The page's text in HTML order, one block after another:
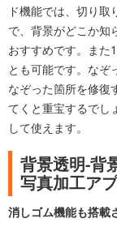
ド機能では、切り
で、背景がどこか知
おすすめです。また
とも可能です。なぞ
なぞった箇所を修復
てくと重宝するでし
して使えます。
背景透明-背
写真加工ア
消しゴム機能も搭載